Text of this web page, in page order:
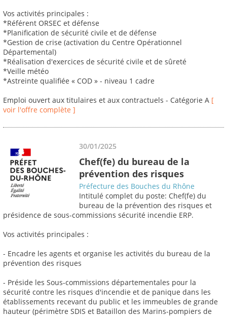
Vos activités principales :
*Référent ORSEC et défense
*Planification de sécurité civile et de défense
*Gestion de crise (activation du Centre Opérationnel
Départemental)
*Réalisation d'exercices de sécurité civile et de sûreté
*Veille météo
*Astreinte qualifiée « COD » - niveau 1 cadre
Emploi ouvert aux titulaires et aux contractuels - Catégorie A [
voir l'offre complète ]
30/01/2025
Chef(fe) du bureau de la
prévention des risques
Préfecture des Bouches du Rhône
Intitulé complet du poste: Chef(fe) du
bureau de la prévention des risques et
présidence de sous-commissions sécurité incendie ERP.
Vos activités principales :
- Encadre les agents et organise les activités du bureau de la
prévention des risques
- Préside les Sous-commissions départementales pour la
sécurité contre les risques d'incendie et de panique dans les
établissements recevant du public et les immeubles de grande
hauteur (périmètre SDIS et Bataillon des Marins-pompiers de